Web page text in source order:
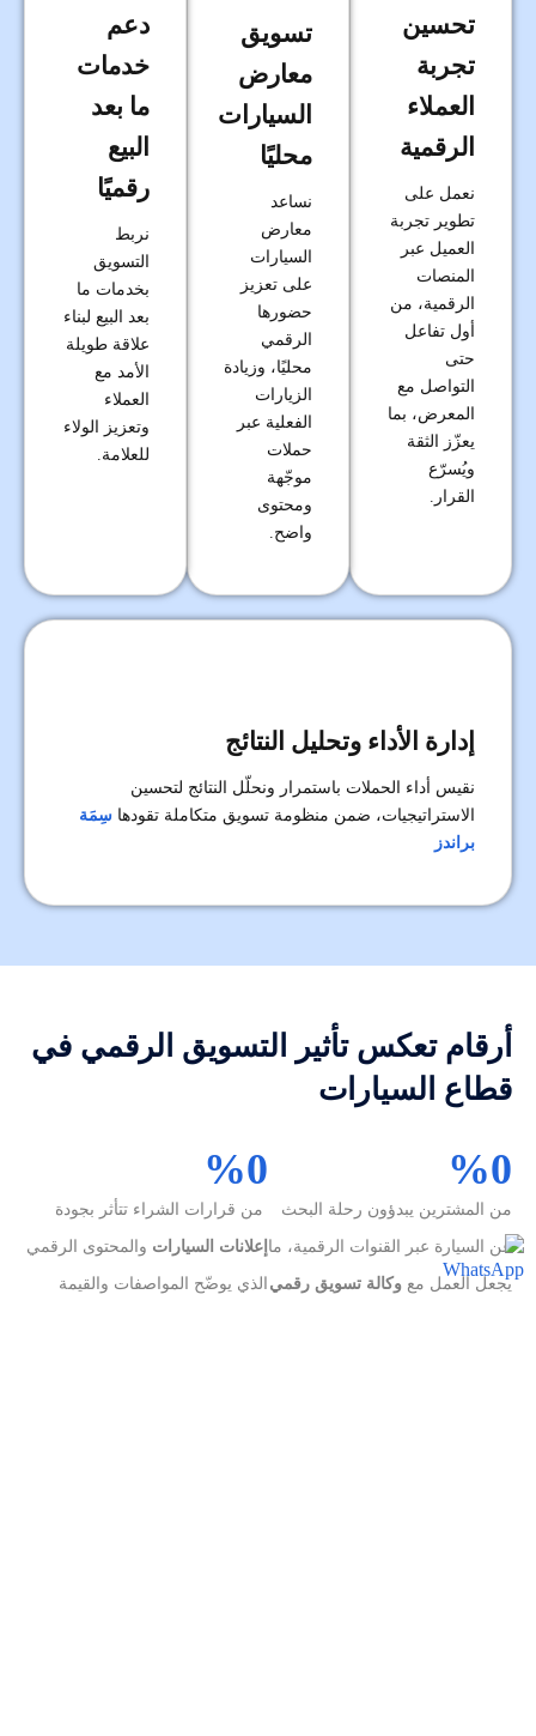
تحسين
تجربة
العملاء
الرقمية
نعمل على
تطوير تجربة
العميل عبر
المنصات
الرقمية، من
أول تفاعل
حتى
التواصل مع
المعرض، بما
يعزّز الثقة
ويُسرّع
القرار.
تسويق
معارض
السيارات
محليًا
نساعد
معارض
السيارات
على تعزيز
حضورها
الرقمي
محليًا، وزيادة
الزيارات
الفعلية عبر
حملات
موجّهة
ومحتوى
واضح.
دعم
خدمات
ما بعد
البيع
رقميًا
نربط
التسويق
بخدمات ما
بعد البيع لبناء
علاقة طويلة
الأمد مع
العملاء
وتعزيز الولاء
للعلامة.
إدارة الأداء وتحليل النتائج
نقيس أداء الحملات باستمرار ونحلّل النتائج لتحسين
الاستراتيجيات، ضمن منظومة تسويق متكاملة تقودها سِمَة
براندز
أرقام تعكس تأثير التسويق الرقمي في
قطاع السيارات
0
%
من المشترين يبدؤون رحلة البحث
عن السيارة عبر القنوات الرقمية، ما
يجعل العمل مع وكالة تسويق رقمي
0
%
من قرارات الشراء تتأثر بجودة
إعلانات السيارات والمحتوى الرقمي
الذي يوضّح المواصفات والقيمة